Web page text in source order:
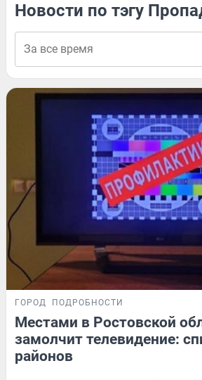
Новости по тэгу
ГОРОД ПОДРОБНОСТИ
Местами в Ростовской
замолчит телевидение:
районов